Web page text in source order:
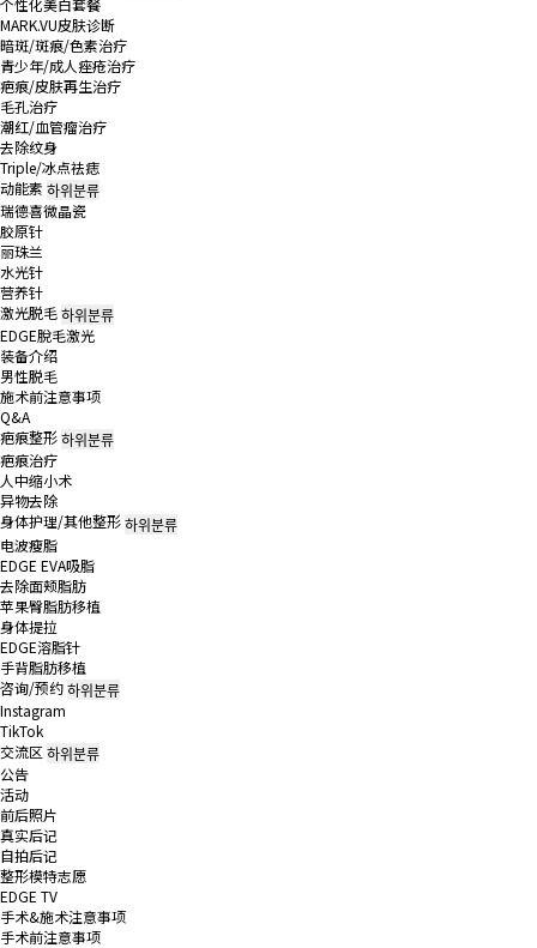
MARK.VU皮肤诊断
暗斑/斑痕/色素治疗
青少年/成人痤疮治疗
疤痕/皮肤再生治疗
毛孔治疗
潮红/血管瘤治疗
去除纹身
Triple/冰点祛痣
动能素 하위분류
瑞德喜微晶瓷
胶原针
丽珠兰
水光针
营养针
激光脱毛하위분류
EDGE脫毛激光
装备介绍
男性脱毛
施术前注意事项
Q&A
疤痕整形하위분류
疤痕治疗
人中缩小术
异物去除
身体护理/其他整形하위분류
电波瘦脂
EDGE EVA吸脂
去除面颊脂肪
苹果臀脂肪移植
身体提拉
EDGE溶脂针
手背脂肪移植
咨询/预约하위분류
Instagram
TikTok
交流区 하위분류
公告
活动
前后照片
真实后记
自拍后记
整形模特志愿
EDGE TV
手术&施术注意事项
手术前注意事项